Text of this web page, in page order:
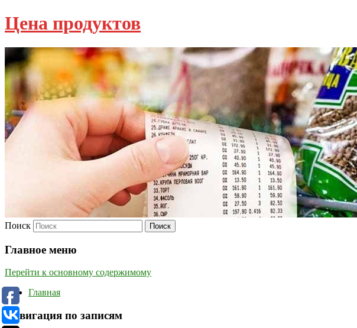
Цена продуктов
Поиск
Главное меню
Перейти к основному содержимому
Главная
Навигация по записям